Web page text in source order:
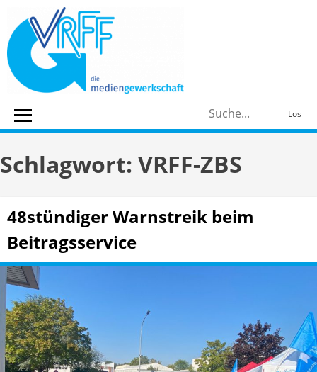
content
Los
Schlagwort: VRFF-ZBS
48stündiger Warnstreik beim
Beitragsservice